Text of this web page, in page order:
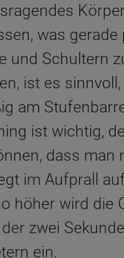
was
und Schultern
ist es
am
ist wichtig,
dass
im Aufprall
höher wird die
zwei
ein.